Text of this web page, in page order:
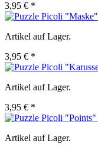
3,95 € *
Artikel auf Lager.
3,95 € *
Artikel auf Lager.
3,95 € *
Artikel auf Lager.